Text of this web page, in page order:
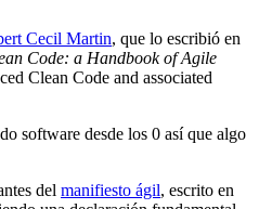
Cecil Martin, que lo escribió en
Code: a Handbook of Agile
Clean Code and associated
software desde los 0 así que algo
del manifiesto ágil, escrito en